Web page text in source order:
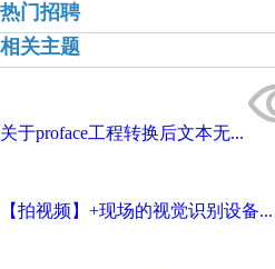
热门招聘
相关主题
关于proface工程转换后文本无...
【拍视频】+现场的视觉识别设备...